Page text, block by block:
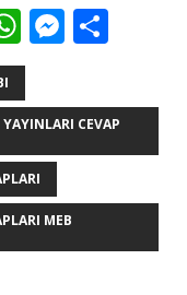
W
h
at
s
A
p
p
M
ss
e
n
g
e
ar
e
CEVAP
MEB